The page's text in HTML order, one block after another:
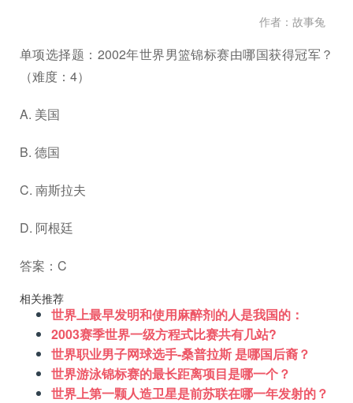
作者：故事兔
单项选择题：2002年世界男篮锦标赛由哪国获得冠军？
（难度：4）
A. 美国
B. 德国
C. 南斯拉夫
D. 阿根廷
答案：C
相关推荐
世界上最早发明和使用麻醉剂的人是我国的：
2003赛季世界一级方程式比赛共有几站?
世界职业男子网球选手-桑普拉斯 是哪国后裔？
世界游泳锦标赛的最长距离项目是哪一个？
世界上第一颗人造卫星是前苏联在哪一年发射的？